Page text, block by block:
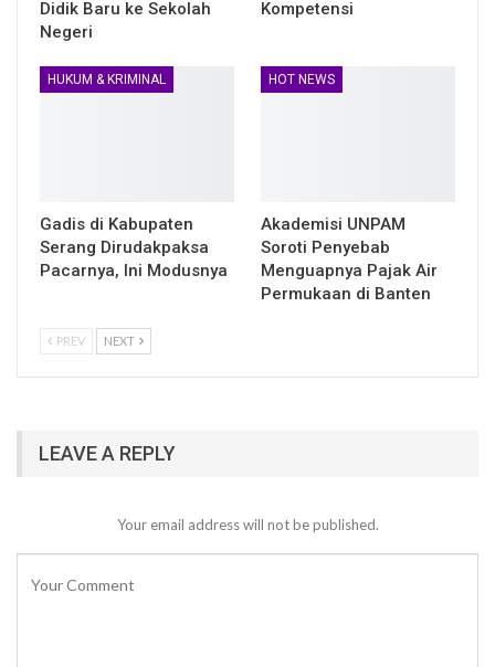
Didik Baru ke Sekolah
Negeri
Kompetensi
HUKUM & KRIMINAL
Gadis di Kabupaten
Serang Dirudakpaksa
Pacarnya, Ini Modusnya
HOT NEWS
Akademisi UNPAM
Soroti Penyebab
Menguapnya Pajak Air
Permukaan di Banten
PREV NEXT
LEAVE A REPLY
Your email address will not be published.